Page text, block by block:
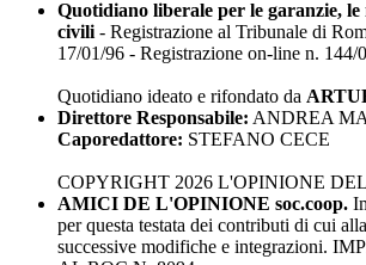
Quotidiano liberale per le garanzie,
civili - Registrazione al Tribunale di
17/01/96 - Registrazione on-line n. 144/
Quotidiano ideato e rifondato da
Direttore Responsabile: ANDREA
Caporedattore: STEFANO CECE
COPYRIGHT 2026 L'OPINIONE
AMICI DE L'OPINIONE soc.coop.
per questa testata dei contributi di cui
successive modifiche e integrazioni.